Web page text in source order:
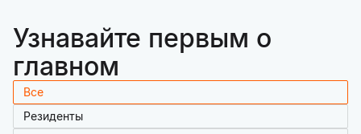
Узнавайте первым о
главном
Все
Резиденты